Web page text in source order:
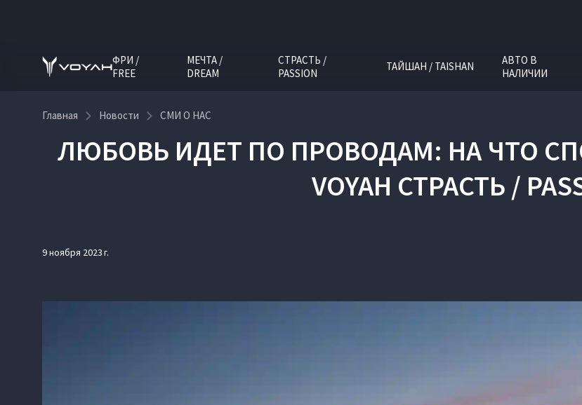
ФРИ /
FREE
МЕЧТА /
DREAM
СТРАСТЬ /
PASSION
ТАЙШАН / TAISHAN
АВТО В
НАЛИЧИИ
Главная Новости СМИ О НАС
ЛЮБОВЬ ИДЕТ ПО ПРОВОДАМ: НА ЧТО
VOYAH СТРАСТЬ /
9 ноября 2023 г.